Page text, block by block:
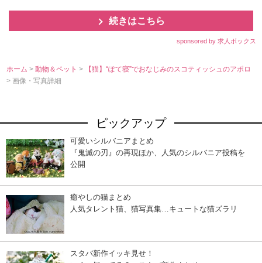
続きはこちら
sponsored by 求人ボックス
ホーム >動物＆ペット>
【猫】“ぽて寝”でおなじみのスコティッシュのアポロ
> 画像・写真詳細
ピックアップ
可愛いシルバニアまとめ
『鬼滅の刃』の再現ほか、人気のシルバニア投稿を
公開
癒やしの猫まとめ
人気タレント猫、猫写真集…キュートな猫ズラリ
スタバ新作イッキ見せ！